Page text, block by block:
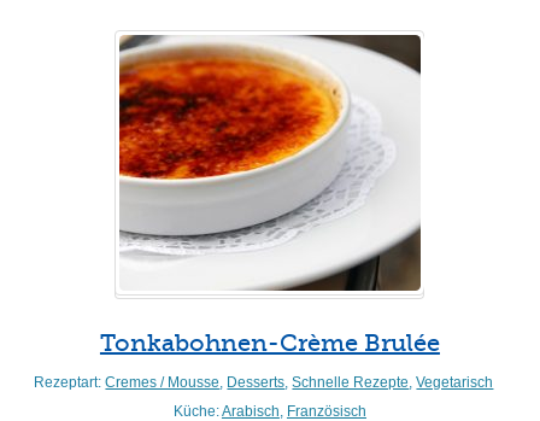
Tonkabohnen-Crème Brulée
Rezeptart:Cremes / Mousse Desserts ,Schnelle Rezepte ,Vegetarisch
Küche:Arabisch Französisch